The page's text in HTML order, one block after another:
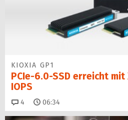
KIOXIA GP1
PCIe-6.0-SSD erreicht mit
IOPS
4 Kommentare
06:34